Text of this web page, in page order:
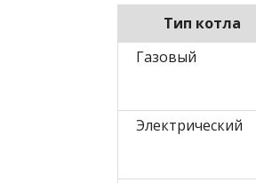
Тип котла
Газовый
Электрический